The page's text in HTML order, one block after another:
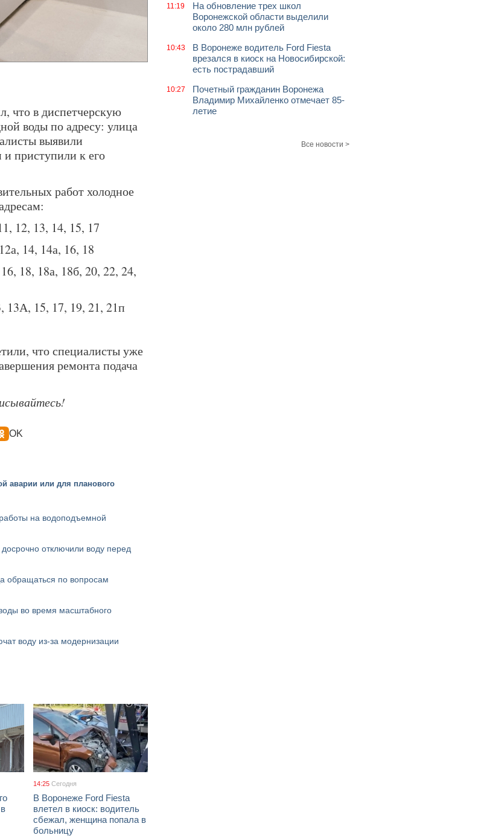
что в диспетчерскую
воды по адресу: улица
выявили
приступили к его
работ холодное
12, 13, 14, 15, 17
14, 14а, 16, 18
18, 18а, 18б, 20, 22, 24,
13А, 15, 17, 19, 21, 21п
что специалисты уже
ремонта подача
OK
аварии или для планового
на водоподъемной
отключили воду перед
обращаться по вопросам
во время масштабного
воду из-за модернизации
14:25 Сегодня
В Воронеже Ford Fiesta
влетел в киоск: водитель
сбежал, женщина попала в
больницу
11:19
На обновление трех школ
Воронежской области выделили
около 280 млн рублей
10:43
В Воронеже водитель Ford Fiesta
врезался в киоск на Новосибирской:
есть пострадавший
10:27
Почетный гражданин Воронежа
Владимир Михайленко отмечает 85-
летие
Все новости >